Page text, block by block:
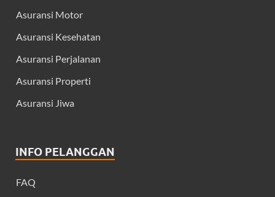
Asuransi Motor
Asuransi Kesehatan
Asuransi Perjalanan
Asuransi Properti
Asuransi Jiwa
INFO PELANGGAN
FAQ